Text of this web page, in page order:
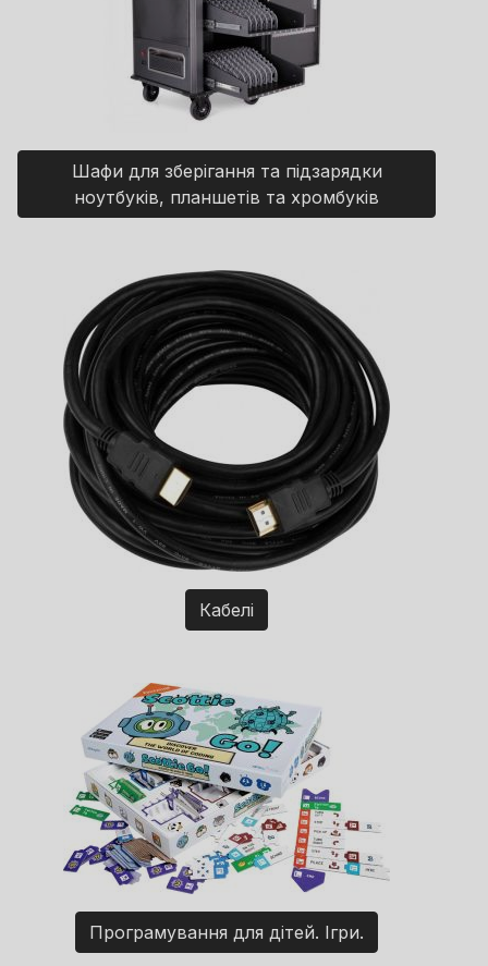
Шафи для зберігання та підзарядки
ноутбуків, планшетів та хромбуків
Кабелі
Програмування для дітей. Ігри.